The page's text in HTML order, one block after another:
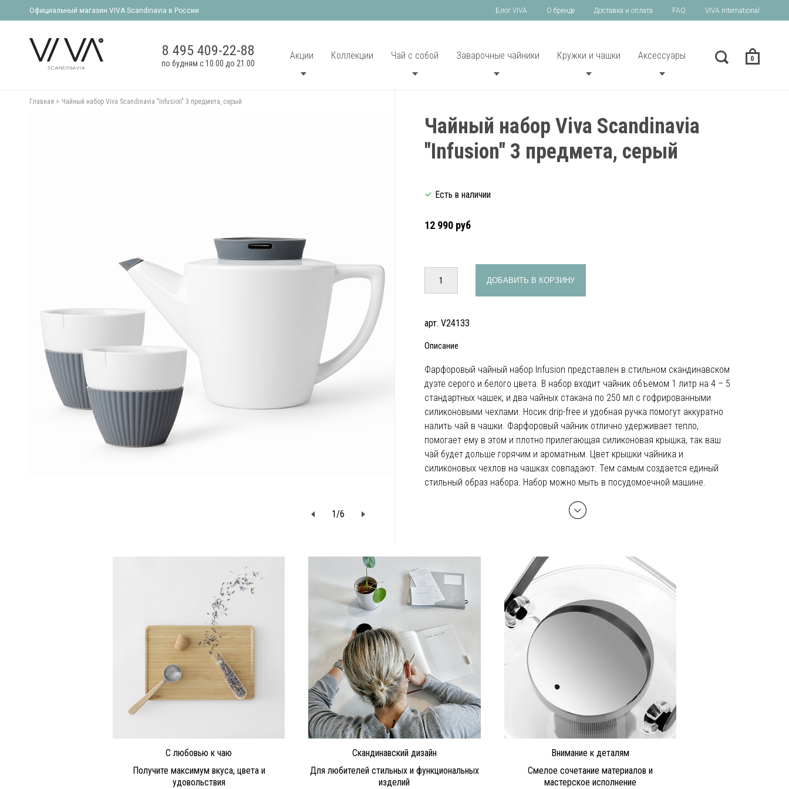
Официальный магазин VIVA Scandinavia в России Блог VIVA О бренде Доставка и оплата FAQ VIVA International
8 495 409-22-88
по будням с 10.00 до 21.00
Акции Коллекции Чай с собой Заварочные чайники Кружки и чашки Аксессуары 0
Главная Чайный набор Viva Scandinavia "Infusion" 3 предмета, серый
1/6
Чайный набор Viva Scandinavia
"Infusion" 3 предмета, серый
Есть в наличии
12 990 руб
ДОБАВИТЬ В КОРЗИНУ
арт. V24133
Описание
Фарфоровый чайный набор Infusion представлен в стильном скандинавском
дуэте серого и белого цвета. В набор входит чайник объемом 1 литр на 4 – 5
стандартных чашек, и два чайных стакана по 250 мл с гофрированными
силиконовыми чехлами. Носик drip-free и удобная ручка помогут аккуратно
налить чай в чашки. Фарфоровый чайник отлично удерживает тепло,
помогает ему в этом и плотно прилегающая силиконовая крышка, так ваш
чай будет дольше горячим и ароматным. Цвет крышки чайника и
силиконовых чехлов на чашках совпадают. Тем самым создается единый
стильный образ набора. Набор можно мыть в посудомоечной машине.
С любовью к чаю
Получите максимум вкуса, цвета и
удовольствия
Скандинавский дизайн
Для любителей стильных и функциональных
изделий
Внимание к деталям
Смелое сочетание материалов и
мастерское исполнение